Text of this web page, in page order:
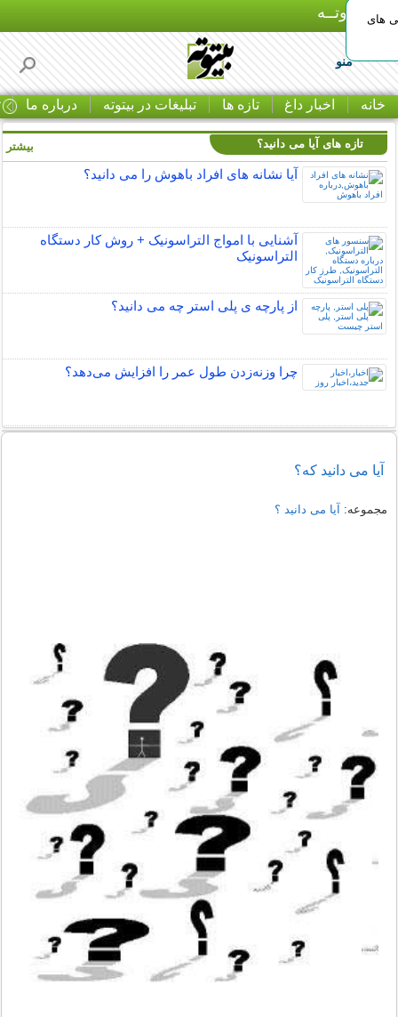
بـیتوتــه
منو
خانه اخبار داغ تازه ها تبلیغات در بیتوته درباره ما
های
تازه های آیا می دانید؟
آیا نشانه های افراد باهوش را می دانید؟
آشنایی با امواج التراسونیک + روش کار دستگاه
التراسونیک
از پارچه ی پلی استر چه می دانید؟
چرا وزنه‌زدن طول عمر را افزایش می‌دهد؟
بیشتر
آیا می دانید که؟
مجموعه: آیا می دانید ؟